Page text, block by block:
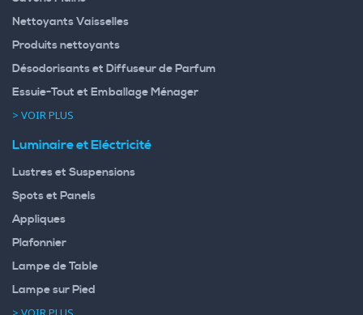
Nettoyants Vaisselles
Produits nettoyants
Désodorisants et Diffuseur de Parfum
Essuie-Tout et Emballage Ménager
> VOIR PLUS
Luminaire et Eléctricité
Lustres et Suspensions
Spots et Panels
Appliques
Plafonnier
Lampe de Table
Lampe sur Pied